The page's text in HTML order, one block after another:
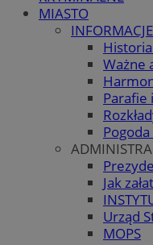
MIASTO
Ważne
Parafie
Jak
Urząd
MOPS